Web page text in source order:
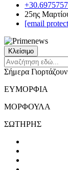
25ης
[email
Κλείσιμο
Σήμερα
ΕΥΜΟΡΦΙΑ
ΜΟΡΦΟΥΛΑ
ΣΩΤΗΡΗΣ